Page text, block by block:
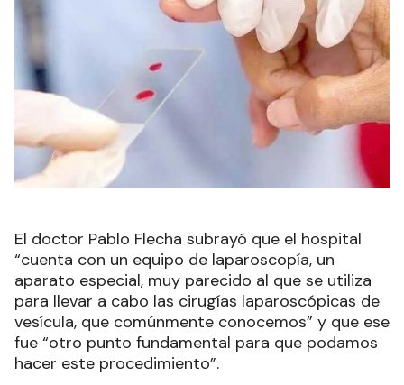
El doctor Pablo Flecha subrayó que el hospital
“cuenta con un equipo de laparoscopía, un
aparato especial, muy parecido al que se utiliza
para llevar a cabo las cirugías laparoscópicas de
vesícula, que comúnmente conocemos” y que ese
fue “otro punto fundamental para que podamos
hacer este procedimiento”.